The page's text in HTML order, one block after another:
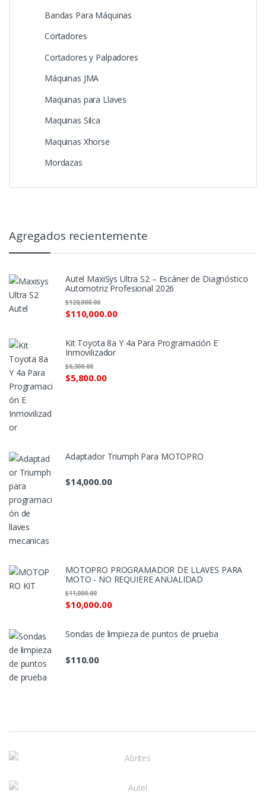
Bandas Para Máquinas
Cortadores
Cortadores y Palpadores
Máquinas JMA
Maquinas para Llaves
Maquinas Silca
Maquinas Xhorse
Mordazas
Agregados recientemente
Autel MaxiSys Ultra S2 – Escáner de Diagnóstico
Automotriz Profesional 2026
$110,000.00
$120,000.00
Kit Toyota 8a Y 4a Para Programación E
Inmovilizador
$5,800.00
$6,300.00
Adaptador Triumph Para MOTOPRO
$14,000.00
MOTOPRO PROGRAMADOR DE LLAVES PARA
MOTO - NO REQUIERE ANUALIDAD
$10,000.00
$11,000.00
Sondas de limpieza de puntos de prueba
$110.00